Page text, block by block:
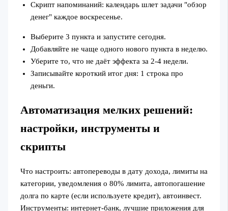
Скрипт напоминаний: календарь шлет задачи "обзор
денег" каждое воскресенье.
Выберите 3 пункта и запустите сегодня.
Добавляйте не чаще одного нового пункта в неделю.
Уберите то, что не даёт эффекта за 2-4 недели.
Записывайте короткий итог дня: 1 строка про
деньги.
Автоматизация мелких решений:
настройки, инструменты и
скрипты
Что настроить: автопереводы в дату дохода, лимиты на
категории, уведомления о 80% лимита, автопогашение
долга по карте (если используете кредит), автоинвест.
Инструменты: интернет‑банк, лучшие приложения для